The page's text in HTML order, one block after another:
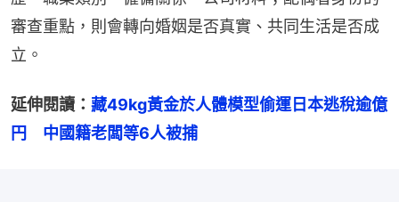
審查重點，則會轉向婚姻是否真實、共同生活是否成
立。
延伸閱讀： 藏49kg黃金於人體模型偷運日本逃稅逾億
円　中國籍老闆等6人被捕